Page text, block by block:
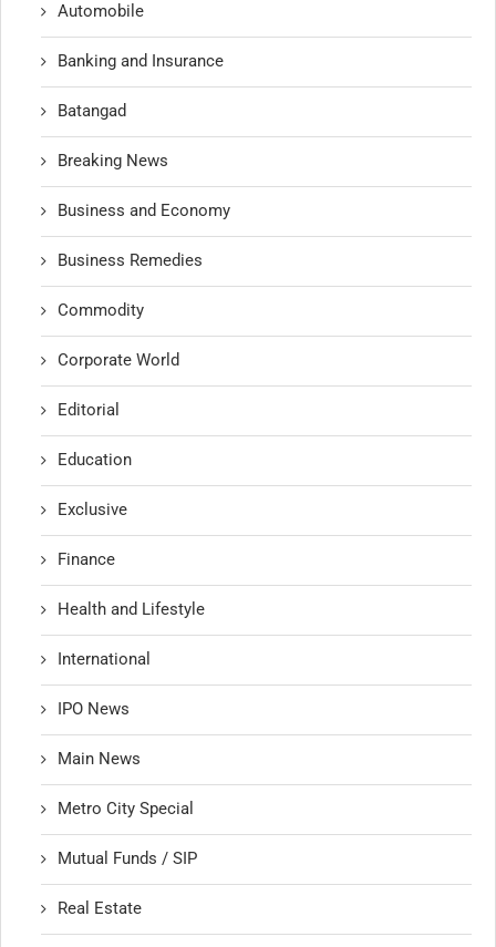
Automobile
Banking and Insurance
Batangad
Breaking News
Business and Economy
Business Remedies
Commodity
Corporate World
Editorial
Education
Exclusive
Finance
Health and Lifestyle
International
IPO News
Main News
Metro City Special
Mutual Funds / SIP
Real Estate